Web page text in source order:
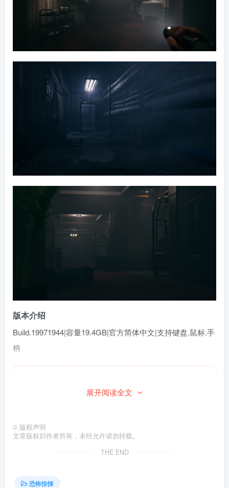
版本介绍
Build.19971944|容量19.4GB|官方简体中文|支持键盘.鼠标.手
柄
展开阅读全文
© 版权声明
文章版权归作者所有，未经允许请勿转载。
THE END
恐怖惊悚